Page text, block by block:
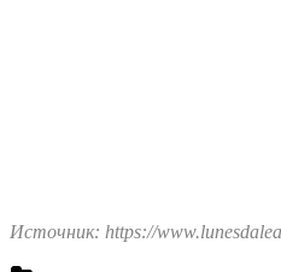
Источник: https://